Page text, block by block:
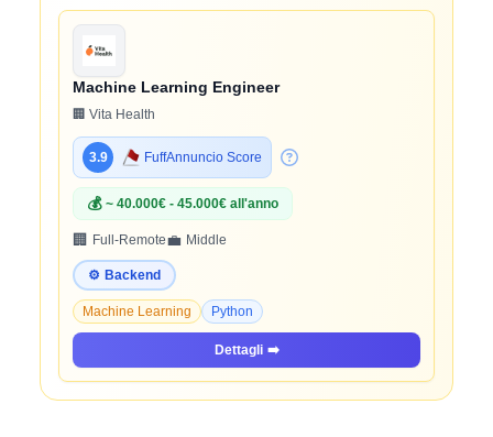
Machine Learning Engineer
🏢 Vita Health
3.9 FuffAnnuncio Score
💰 ~ 40.000€ - 45.000€ all'anno
🏢 Full-Remote💼 Middle
⚙️ Backend
Machine Learning Python
Dettagli ➡️